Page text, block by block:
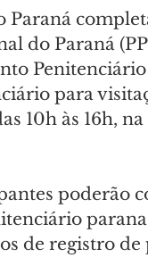
do Paraná
para
10h às 16h,
poderão
de registro de